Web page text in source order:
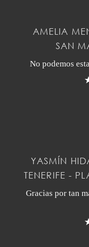
AMELIA
SAN
No podemos
YASMÍN
TENERIFE -
Gracias por tan